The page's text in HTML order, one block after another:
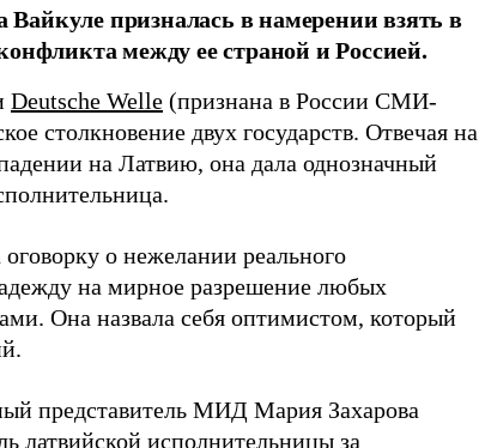
призналась в намерении взять в
между ее страной и Россией.
Deutsche Welle (признана в России СМИ-
столкновение двух государств. Отвечая на
на Латвию, она дала однозначный
о нежелании реального
на мирное разрешение любых
Она назвала себя оптимистом, который
представитель МИД Мария Захарова
латвийской исполнительницы за